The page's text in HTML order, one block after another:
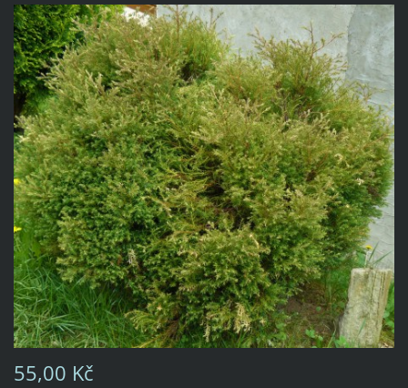
55,00 Kč